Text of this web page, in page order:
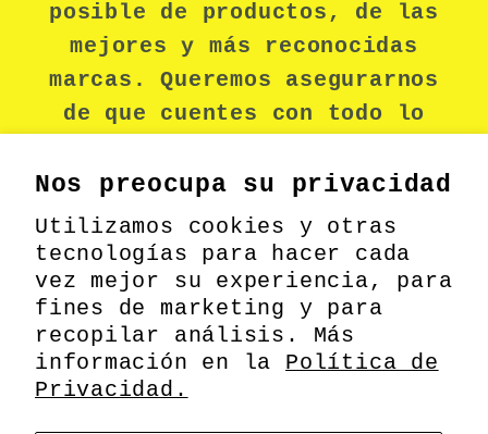
Nos preocupa su privacidad
Utilizamos cookies y otras
tecnologías para hacer cada
vez mejor su experiencia, para
fines de marketing y para
recopilar análisis. Más
información en la Política de
Privacidad.
posible de productos, de las
mejores y más reconocidas
marcas. Queremos asegurarnos
de que cuentes con todo lo
seguro durante tu jornada
laboral.
Facebook